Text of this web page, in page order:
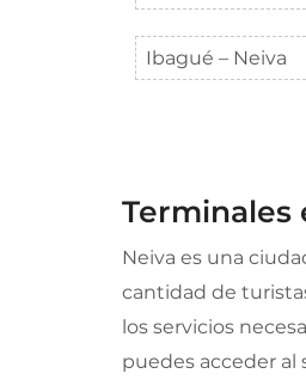
Ibagué – Neiva
Terminales
Neiva es una
cantidad de
los servicios
puedes acceder al